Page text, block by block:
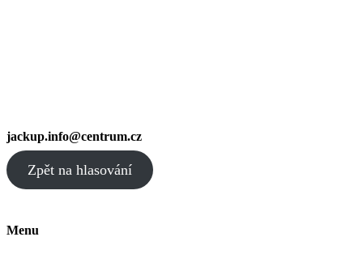
jackup.info@centrum.cz
Zpět na hlasování
Menu